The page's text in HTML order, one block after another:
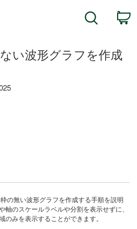
Search
ない波形グラフを作成
の無い波形グラフを作成する手順を説明
軸のスケールラベルや分割を表示せずに、
のみを表示することができます。